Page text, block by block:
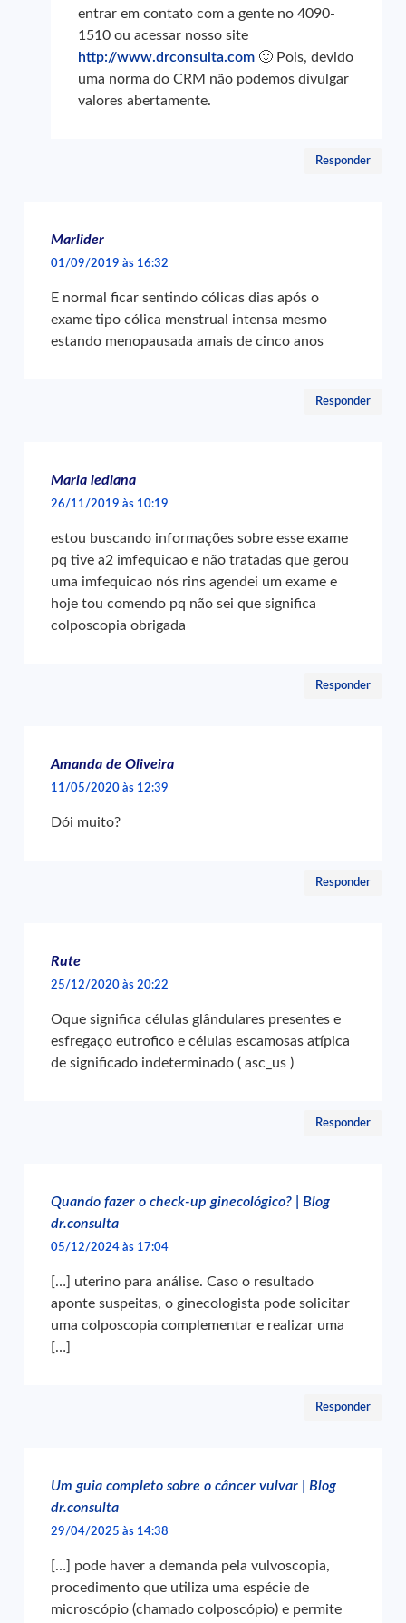
entrar em contato com a gente no 4090-
1510 ou acessar nosso site
http://www.drconsulta.com 🙂 Pois, devido
uma norma do CRM não podemos divulgar
valores abertamente.
Responder
Marlider
01/09/2019 às 16:32
E normal ficar sentindo cólicas dias após o
exame tipo cólica menstrual intensa mesmo
estando menopausada amais de cinco anos
Responder
Maria lediana
26/11/2019 às 10:19
estou buscando informações sobre esse exame
pq tive a2 imfequicao e não tratadas que gerou
uma imfequicao nós rins agendei um exame e
hoje tou comendo pq não sei que significa
colposcopia obrigada
Responder
Amanda de Oliveira
11/05/2020 às 12:39
Dói muito?
Responder
Rute
25/12/2020 às 20:22
Oque significa células glândulares presentes e
esfregaço eutrofico e células escamosas atípica
de significado indeterminado ( asc_us )
Responder
Quando fazer o check-up ginecológico? | Blog
dr.consulta
05/12/2024 às 17:04
[…] uterino para análise. Caso o resultado
aponte suspeitas, o ginecologista pode solicitar
uma colposcopia complementar e realizar uma
[…]
Responder
Um guia completo sobre o câncer vulvar | Blog
dr.consulta
29/04/2025 às 14:38
[…] pode haver a demanda pela vulvoscopia,
procedimento que utiliza uma espécie de
microscópio (chamado colposcópio) e permite